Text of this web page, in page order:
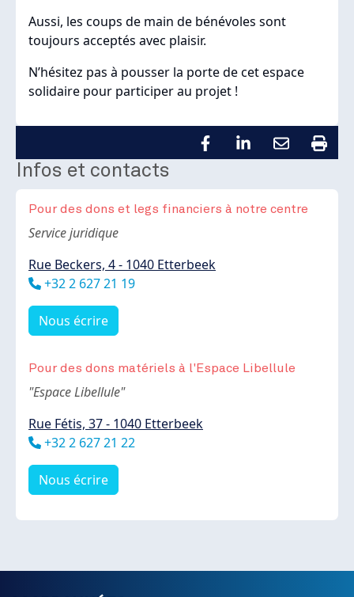
Aussi, les coups de main de bénévoles sont
toujours acceptés avec plaisir.
N’hésitez pas à pousser la porte de cet espace
solidaire pour participer au projet !
Infos et contacts
Pour des dons et legs financiers à notre centre
Body
Service juridique
Rue Beckers, 4 - 1040 Etterbeek
Téléphone
+32 2 627 21 19
Nous écrire
Pour des dons matériels à l'Espace Libellule
Body
"Espace Libellule"
Rue Fétis, 37 - 1040 Etterbeek
Téléphone
+32 2 627 21 22
Nous écrire